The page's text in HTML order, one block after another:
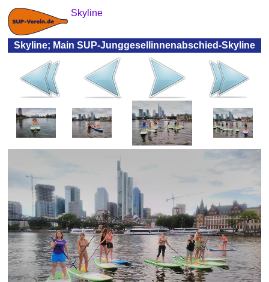
Skyline
Skyline; Main SUP-Junggesellinnenabschied-Skyline